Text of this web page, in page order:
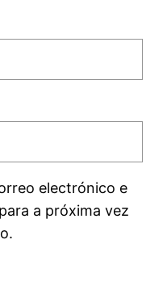
electrónico e
a próxima vez